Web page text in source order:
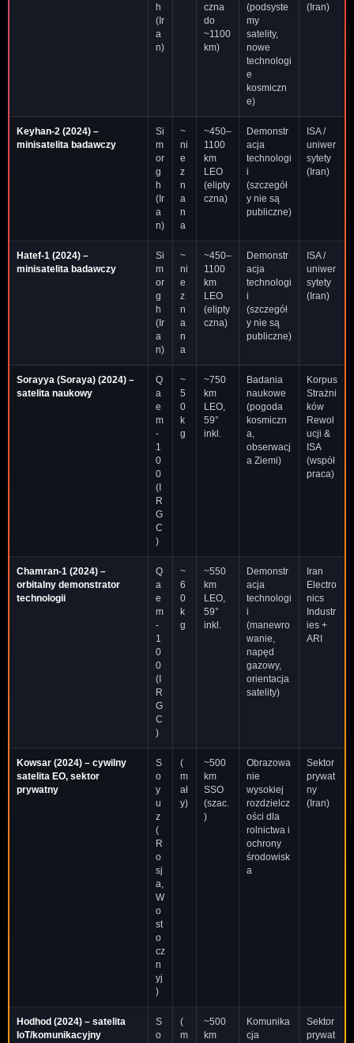
h
(Ir
a
n)
czna
do
~1100
km)
(podsyste
my
satelity,
nowe
technologi
e
kosmiczn
e)
(Iran)
Keyhan-2 (2024) –
minisatelita badawczy
Si
m
or
g
h
(Ir
a
n)
~
ni
e
z
n
a
n
a
~450–
1100
km
LEO
(elipty
czna)
Demonstr
acja
technologi
i
(szczegół
y nie są
publiczne)
ISA /
uniwer
sytety
(Iran)
Hatef-1 (2024) –
minisatelita badawczy
Si
m
or
g
h
(Ir
a
n)
~
ni
e
z
n
a
n
a
~450–
1100
km
LEO
(elipty
czna)
Demonstr
acja
technologi
i
(szczegół
y nie są
publiczne)
ISA /
uniwer
sytety
(Iran)
Sorayya (Soraya) (2024) –
satelita naukowy
Q
a
e
m
-
1
0
0
(I
R
G
C
)
~
5
0
k
g
~750
km
LEO,
59°
inkl.
Badania
naukowe
(pogoda
kosmiczn
a,
obserwacj
a Ziemi)
Korpus
Strażni
ków
Rewol
ucji &
ISA
(współ
praca)
Chamran-1 (2024) –
orbitalny demonstrator
technologii
Q
a
e
m
-
1
0
0
(I
R
G
C
)
~
6
0
k
g
~550
km
LEO,
59°
inkl.
Demonstr
acja
technologi
i
(manewro
wanie,
napęd
gazowy,
orientacja
satelity)
Iran
Electro
nics
Industr
ies +
ARI
Kowsar (2024) – cywilny
satelita EO, sektor
prywatny
S
o
y
u
z
(
R
o
sj
a,
W
o
st
o
cz
n
yj
)
(
m
ał
y)
~500
km
SSO
(szac.
)
Obrazowa
nie
wysokiej
rozdzielcz
ości dla
rolnictwa i
ochrony
środowisk
a
Sektor
prywat
ny
(Iran)
Hodhod (2024) – satelita
IoT/komunikacyjny
S
o
(
m
~500
km
Komunika
cja
Sektor
prywat